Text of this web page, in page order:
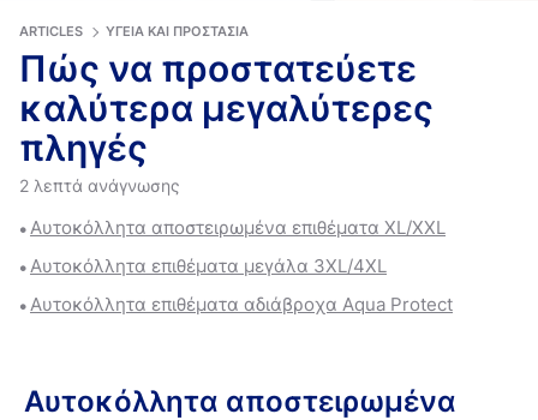
ARTICLES ΥΓΕΊΑ ΚΑΙ ΠΡΟΣΤΑΣΊΑ
Πώς να προστατεύετε
καλύτερα μεγαλύτερες
πληγές
2 λεπτά ανάγνωσης
Αυτοκόλλητα αποστειρωμένα επιθέματα XL/XXL
Αυτοκόλλητα επιθέματα μεγάλα 3XL/4XL
Αυτοκόλλητα επιθέματα αδιάβροχα Aqua Protect
Αυτοκόλλητα αποστειρωμένα